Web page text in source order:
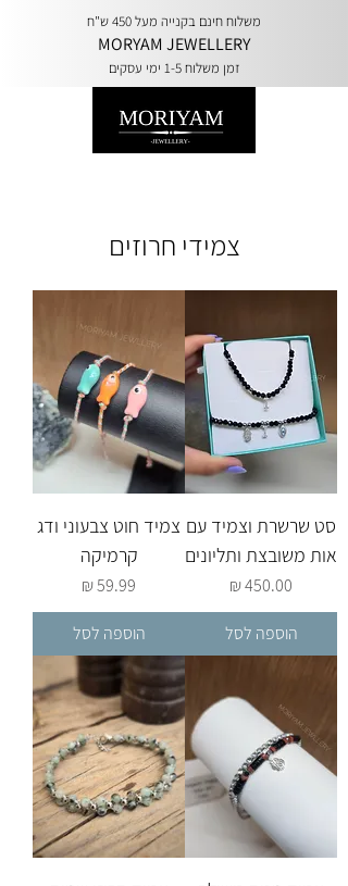
משלוח חינם בקנייה מעל 450 ש"ח
MORYAM JEWELLERY
זמן משלוח 1-5 ימי עסקים
צמידי חרוזים
סט שרשרת וצמיד עם
אות משובצת ותליונים
מחיר
הוספה לסל
צמיד חוט צבעוני ודג
קרמיקה
מחיר
הוספה לסל